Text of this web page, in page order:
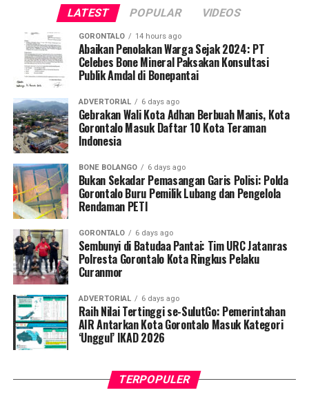
Saat diinterogasi, keempatnya dipastikan tidak mampu
menunjukkan dokumen dispensasi atau surat izin keluar
kantor.
Operasi penyisiran bergerak mobile menyasar sejumlah
titik vital yang kerap menjadi pusat keramaian dan
perbelanjaan. Di antaranya Citimall Gorontalo,
Indogrosir, pusat perbelanjaan alat tulis Toko Ira dan
Toko Mufida, hingga beberapa rumah makan strategis di
seputaran Kota Gorontalo.
Kepala Satpol PP Kota Gorontalo Marwan Saleh
menegaskan, operasi perdana di awal pekan ini
Gorontalo guna memperketat pengawasan internal
terhadap perilaku ASN dan PPPK.
“Sesuai perintah harian Bapak Wali Kota, razia
penegakan disiplin ini akan kami gelar secara rutin dan
acak. Setiap pegawai, baik ASN maupun PPPK, yang
kedapatan berkeliaran di luar instansi saat jam kerja
tanpa melampirkan surat izin tertulis, akan langsung
kami amankan dan tertibkan ke Mako Satpol PP Kota
Gorontalo,” tegas Marwan Saleh.
LATEST POPULAR VIDEOS
GORONTALO 14 hours ago
Abaikan Penolakan Warga Sejak 2024: PT
Celebes Bone Mineral Paksakan Konsultasi
Publik Amdal di Bonepantai
ADVERTORIAL 6 days ago
Gebrakan Wali Kota Adhan Berbuah Manis, Kota
Gorontalo Masuk Daftar 10 Kota Teraman
Indonesia
BONE BOLANGO 6 days ago
Bukan Sekadar Pemasangan Garis Polisi: Polda
Gorontalo Buru Pemilik Lubang dan Pengelola
Rendaman PETI
GORONTALO 6 days ago
Sembunyi di Batudaa Pantai: Tim URC Jatanras
Polresta Gorontalo Kota Ringkus Pelaku
Curanmor
ADVERTORIAL 6 days ago
Raih Nilai Tertinggi se-SulutGo: Pemerintahan
AIR Antarkan Kota Gorontalo Masuk Kategori
‘Unggul’ IKAD 2026
TERPOPULER